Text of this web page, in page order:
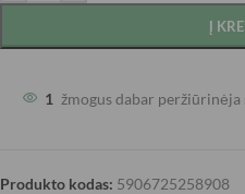
Į
1 žmogus dabar peržiūrinėja
Produkto kodas: 5906725258908